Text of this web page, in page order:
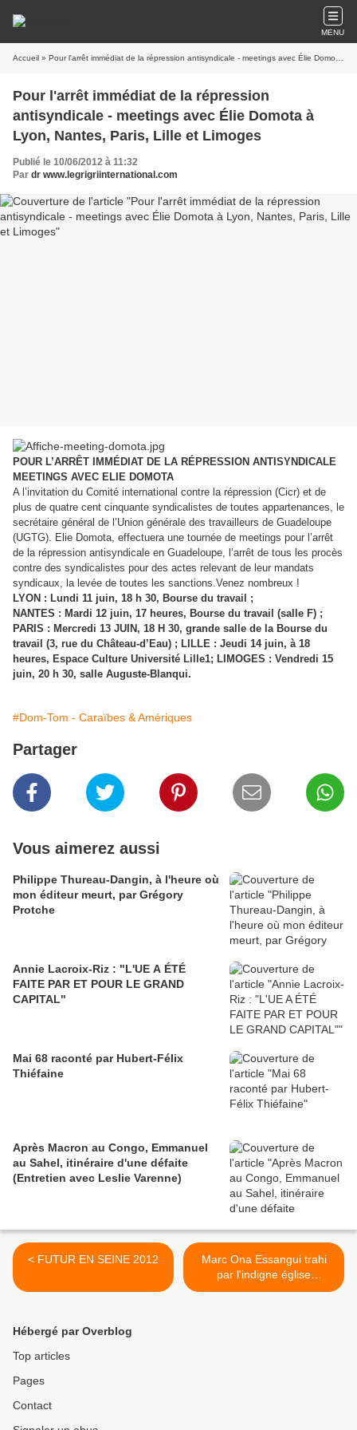
MENU
Accueil » Pour l'arrêt immédiat de la répression antisyndicale - meetings avec Élie Domota à Lyon, Nantes, Paris, Lille et Limoges
Pour l'arrêt immédiat de la répression
antisyndicale - meetings avec Élie Domota à
Lyon, Nantes, Paris, Lille et Limoges
Publié le 10/06/2012 à 11:32
Par dr www.legrigriinternational.com
POUR L’ARRÊT IMMÉDIAT DE LA RÉPRESSION ANTISYNDICALE
MEETINGS AVEC ELIE DOMOTA
A l’invitation du Comité international contre la répression (Cicr) et de
plus de quatre cent cinquante syndicalistes de toutes appartenances, le
secrétaire général de l’Union générale des travailleurs de Guadeloupe
(UGTG). Elie Domota, effectuera une tournée de meetings pour l’arrêt
de la répression antisyndicale en Guadeloupe, l’arrêt de tous les procès
contre des syndicalistes pour des actes relevant de leur mandats
syndicaux, la levée de toutes les sanctions.Venez nombreux !
LYON : Lundi 11 juin, 18 h 30, Bourse du travail ;
NANTES : Mardi 12 juin, 17 heures, Bourse du travail (salle F) ;
PARIS : Mercredi 13 JUIN, 18 H 30, grande salle de la Bourse du
travail (3, rue du Château-d’Eau) ; LILLE : Jeudi 14 juin, à 18
heures, Espace Culture Université Lille1; LIMOGES : Vendredi 15
juin, 20 h 30, salle Auguste-Blanqui.
#Dom-Tom - Caraïbes & Amériques
Partager
Vous aimerez aussi
Philippe Thureau-Dangin, à l'heure où
mon éditeur meurt, par Grégory
Protche
Annie Lacroix-Riz : "L'UE A ÉTÉ
FAITE PAR ET POUR LE GRAND
CAPITAL"
Mai 68 raconté par Hubert-Félix
Thiéfaine
Après Macron au Congo, Emmanuel
au Sahel, itinéraire d'une défaite
(Entretien avec Leslie Varenne)
< FUTUR EN SEINE 2012
Marc Ona Essangui trahi
par l'indigne église
catholique gabonaise et
Hébergé par Overblog
Top articles
Pages
Contact